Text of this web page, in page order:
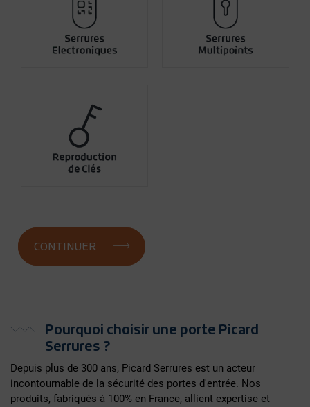
Pourquoi choisir une porte Picard
Serrures ?
Depuis plus de 300 ans, Picard Serrures est un acteur
incontournable de la sécurité des portes d'entrée. Nos
produits, fabriqués à 100% en France, allient expertise et